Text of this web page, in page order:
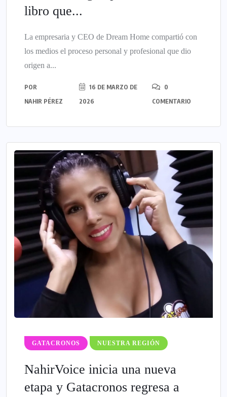
libro que...
La empresaria y CEO de Dream Home compartió con
los medios el proceso personal y profesional que dio
origen a...
POR
NAHIR PÉREZ
16 DE MARZO DE
2026
0
COMENTARIO
GATACRONOS NUESTRA REGIÓN
NahirVoice inicia una nueva
etapa y Gatacronos regresa a